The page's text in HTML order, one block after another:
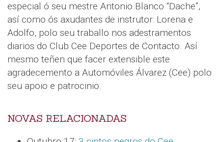
especial ó seu mestre Antonio Blanco “Dache”,
así como ós axudantes de instrutor: Lorena e
Adolfo, polo seu traballo nos adestramentos
diarios do Club Cee Deportes de Contacto. Así
mesmo teñen que facer extensible este
agradecemento a Automóviles Álvarez (Cee) polo
seu apoio e patrocinio.
NOVAS RELACIONADAS